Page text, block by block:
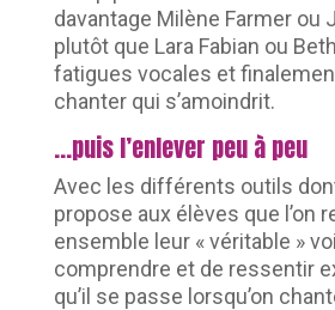
davantage Milène Farmer ou
plutôt que Lara Fabian ou
fatigues vocales et
chanter qui s’amoindrit.
…puis l’enlever peu à peu
Avec les différents outils
propose aux élèves que l’on
ensemble leur « véritable »
comprendre et de ressentir
qu’il se passe lorsqu’on